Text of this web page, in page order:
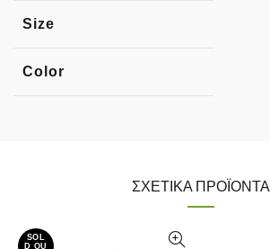
Size
Color
ΣΧΕΤΙΚΆ ΠΡΟΪΌΝΤΑ
SOL
D OU